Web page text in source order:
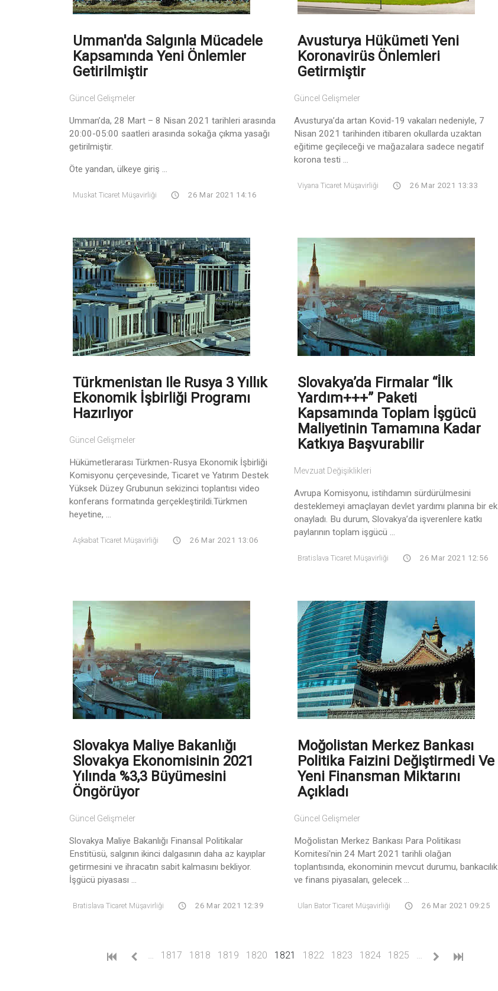
Umman'da Salgınla Mücadele
Kapsamında Yeni Önlemler
Getirilmiştir
Güncel Gelişmeler
Umman’da, 28 Mart – 8 Nisan 2021 tarihleri arasında
20:00-05:00 saatleri arasında sokağa çıkma yasağı
getirilmiştir.
Öte yandan, ülkeye giriş ...
Muskat Ticaret Müşavirliği 26 Mar 2021 14:16
Avusturya Hükümeti Yeni
Koronavirüs Önlemleri
Getirmiştir
Güncel Gelişmeler
Avusturya’da artan Kovid-19 vakaları nedeniyle, 7
Nisan 2021 tarihinden itibaren okullarda uzaktan
eğitime geçileceği ve mağazalara sadece negatif
korona testi ...
Viyana Ticaret Müşavirliği 26 Mar 2021 13:33
Türkmenistan Ile Rusya 3 Yıllık
Ekonomik İşbirliği Programı
Hazırlıyor
Güncel Gelişmeler
Hükümetlerarası Türkmen-Rusya Ekonomik İşbirliği
Komisyonu çerçevesinde, Ticaret ve Yatırım Destek
Yüksek Düzey Grubunun sekizinci toplantısı video
konferans formatında gerçekleştirildi.Türkmen
heyetine, ...
Aşkabat Ticaret Müşavirliği 26 Mar 2021 13:06
Slovakya’da Firmalar “İlk
Yardım+++” Paketi
Kapsamında Toplam İşgücü
Maliyetinin Tamamına Kadar
Katkıya Başvurabilir
Mevzuat Değişiklikleri
Avrupa Komisyonu, istihdamın sürdürülmesini
desteklemeyi amaçlayan devlet yardımı planına bir ek
onayladı. Bu durum, Slovakya’da işverenlere katkı
paylarının toplam işgücü ...
Bratislava Ticaret Müşavirliği 26 Mar 2021 12:56
Slovakya Maliye Bakanlığı
Slovakya Ekonomisinin 2021
Yılında %3,3 Büyümesini
Öngörüyor
Güncel Gelişmeler
Slovakya Maliye Bakanlığı Finansal Politikalar
Enstitüsü, salgının ikinci dalgasının daha az kayıplar
getirmesini ve ihracatın sabit kalmasını bekliyor.
İşgücü piyasası ...
Bratislava Ticaret Müşavirliği 26 Mar 2021 12:39
Moğolistan Merkez Bankası
Politika Faizini Değiştirmedi Ve
Yeni Finansman Miktarını
Açıkladı
Güncel Gelişmeler
Moğolistan Merkez Bankası Para Politikası
Komitesi'nin 24 Mart 2021 tarihli olağan
toplantısında, ekonominin mevcut durumu, bankacılık
ve finans piyasaları, gelecek ...
Ulan Bator Ticaret Müşavirliği 26 Mar 2021 09:25
1817 1818 1819 1820 1821 (current)
1822 1823 1824 1825